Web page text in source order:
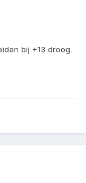
bij +13 droog.